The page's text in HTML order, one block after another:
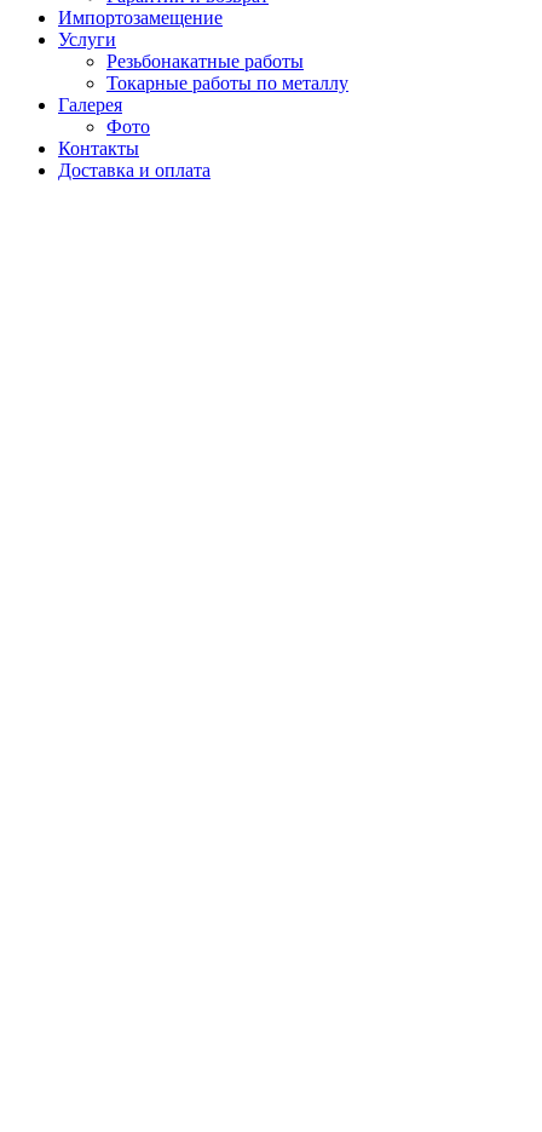
Импортозамещение
Услуги
Резьбонакатные работы
Токарные работы по металлу
Галерея
Фото
Контакты
Доставка и оплата